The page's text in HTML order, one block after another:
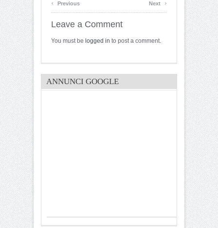
‹ Previous Next ›
Leave a Comment
You must be logged in to post a comment.
ANNUNCI GOOGLE